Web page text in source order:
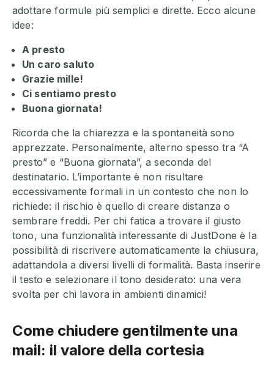
adottare formule più semplici e dirette. Ecco alcune
idee:
A presto
Un caro saluto
Grazie mille!
Ci sentiamo presto
Buona giornata!
Ricorda che la chiarezza e la spontaneità sono
apprezzate. Personalmente, alterno spesso tra “A
presto” e “Buona giornata”, a seconda del
destinatario. L’importante è non risultare
eccessivamente formali in un contesto che non lo
richiede: il rischio è quello di creare distanza o
sembrare freddi. Per chi fatica a trovare il giusto
tono, una funzionalità interessante di JustDone è la
possibilità di riscrivere automaticamente la chiusura,
adattandola a diversi livelli di formalità. Basta inserire
il testo e selezionare il tono desiderato: una vera
svolta per chi lavora in ambienti dinamici!
Come chiudere gentilmente una
mail: il valore della cortesia